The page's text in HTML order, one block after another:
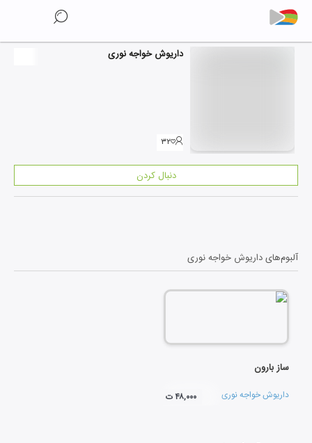
داریوش خواجه نوری
۳۲
دنبال کردن
آلبوم‌هایداریوش خواجه نوری
ساز بارون
داریوش خواجه نوری ۴۸,۰۰۰ ت